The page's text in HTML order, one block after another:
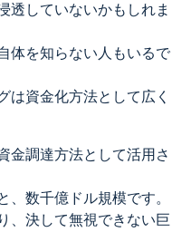
透していないかもしれま
体を知らない人もいるで
は資金化方法として広く
金調達方法として活用さ
、数千億ドル規模です。
、決して無視できない巨